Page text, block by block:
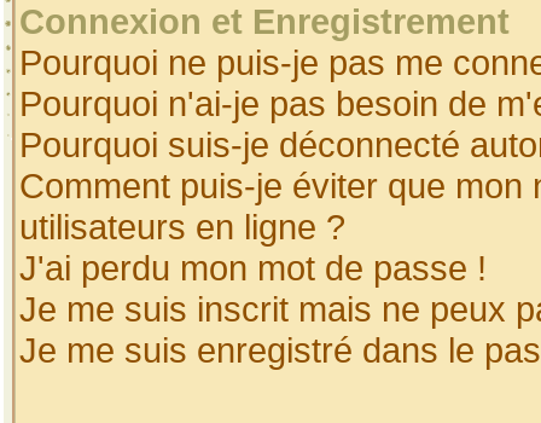
Connexion et Enregistrement
Pourquoi ne puis-je pas me
Pourquoi n'ai-je pas besoin de
Pourquoi suis-je déconnecté
Comment puis-je éviter que
utilisateurs en ligne ?
J'ai perdu mon mot de passe !
Je me suis inscrit mais ne peux
Je me suis enregistré dans le